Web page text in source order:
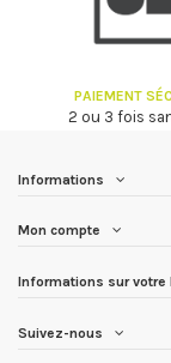
PAIEMENT
2 ou 3 fois
Informations
Mon compte
Informations sur votre
Suivez-nous